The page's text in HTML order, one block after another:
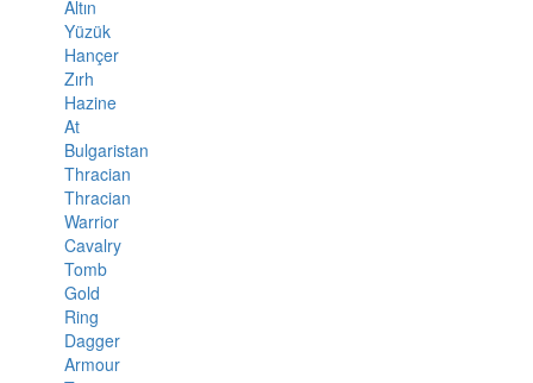
Altın
Yüzük
Hançer
Zırh
Hazine
At
Bulgaristan
Thracian
Thracian
Warrior
Cavalry
Tomb
Gold
Ring
Dagger
Armour